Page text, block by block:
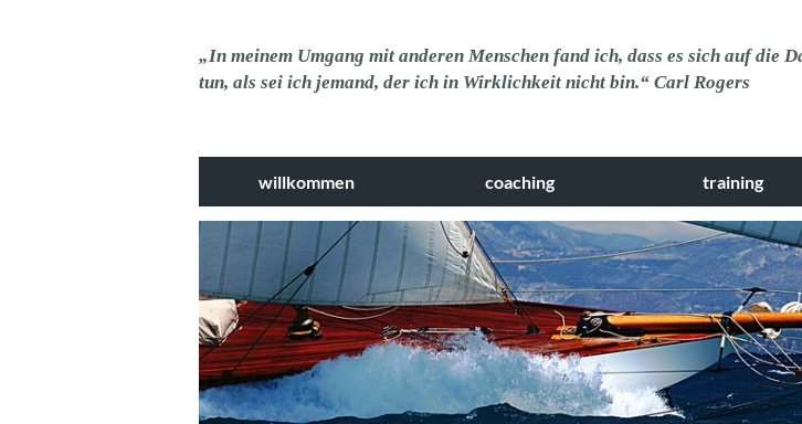
„In meinem Umgang mit anderen Menschen fand ich, dass es sich auf die
tun, als sei ich jemand, der ich in Wirklichkeit nicht bin.“ Carl Rogers
willkommen coaching training